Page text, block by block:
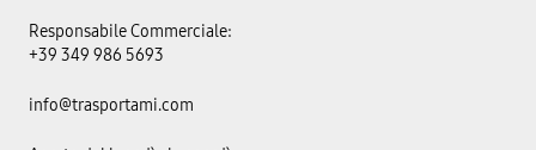
Responsabile Commerciale:
+39 349 986 5693
info@trasportami.com